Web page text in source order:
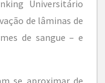
Universitário
de lâminas de
de sangue – e
se aproximar de